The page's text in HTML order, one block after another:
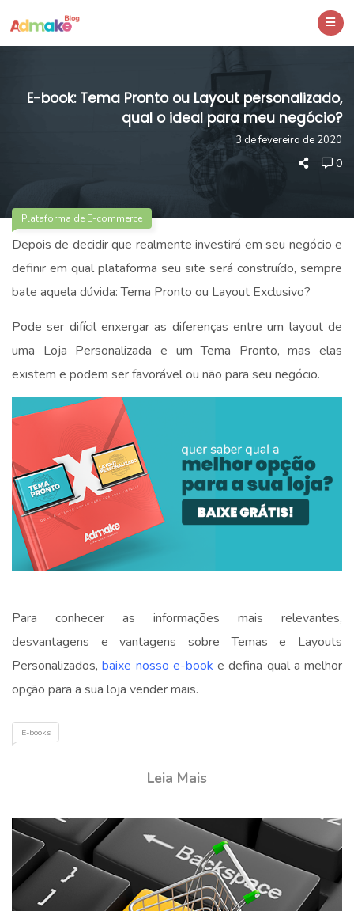
E-book: Tema Pronto ou Layout personalizado,
qual o ideal para meu negócio?
3 de fevereiro de 2020
0
Plataforma de E-commerce
Depois de decidir que realmente investirá em seu negócio e
definir em qual plataforma seu site será construído, sempre
bate aquela dúvida: Tema Pronto ou Layout Exclusivo?
Pode ser difícil enxergar as diferenças entre um layout de
uma Loja Personalizada e um Tema Pronto, mas elas
existem e podem ser favorável ou não para seu negócio.
Para conhecer as informações mais relevantes,
desvantagens e vantagens sobre Temas e Layouts
Personalizados,baixe nosso e-book e defina qual a melhor
opção para a sua loja vender mais.
E-books
Leia Mais